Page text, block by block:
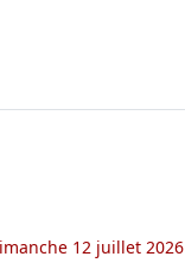
12 juillet 2026